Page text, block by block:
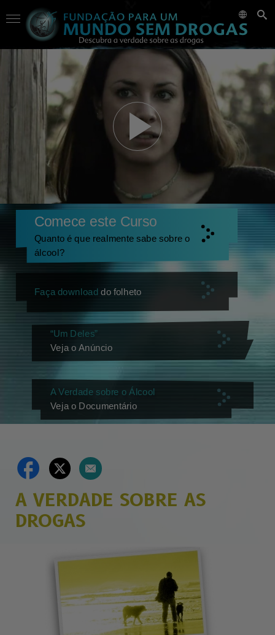
Comece este Curso
Quanto é que realmente sabe sobre o
álcool?
Faça downloaddo folheto
“Um Deles”
Veja o Anúncio
A Verdade sobre o Álcool
Veja o Documentário
A VERDADE SOBRE AS
DROGAS